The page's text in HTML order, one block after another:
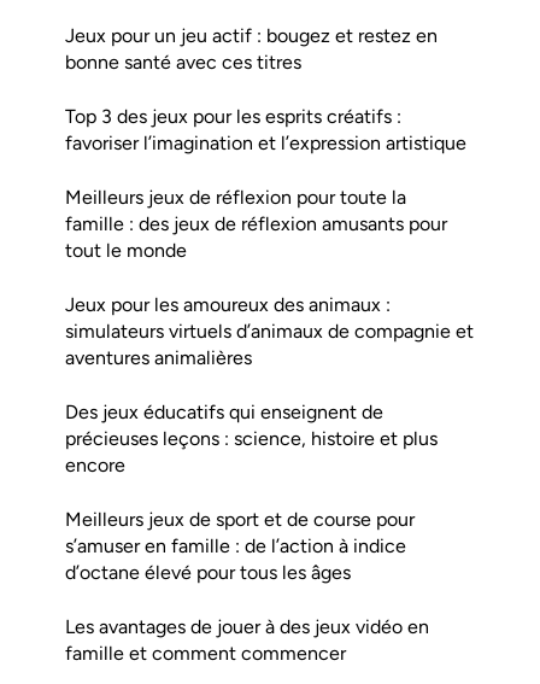
Jeux pour un jeu actif : bougez et restez en
bonne santé avec ces titres
Top 3 des jeux pour les esprits créatifs :
favoriser l’imagination et l’expression artistique
Meilleurs jeux de réflexion pour toute la
famille : des jeux de réflexion amusants pour
tout le monde
Jeux pour les amoureux des animaux :
simulateurs virtuels d’animaux de compagnie et
aventures animalières
Des jeux éducatifs qui enseignent de
précieuses leçons : science, histoire et plus
encore
Meilleurs jeux de sport et de course pour
s’amuser en famille : de l’action à indice
d’octane élevé pour tous les âges
Les avantages de jouer à des jeux vidéo en
famille et comment commencer